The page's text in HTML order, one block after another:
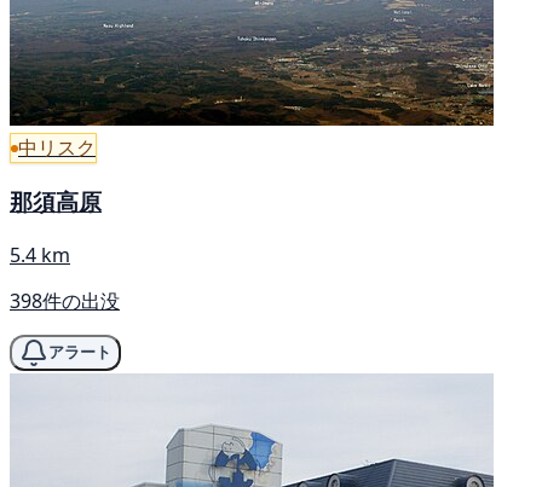
中リスク
那須高原
5.4 km
398件の出没
アラート